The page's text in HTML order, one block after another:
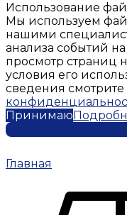
Использование
Мы используем
нашими
анализа событий
просмотр страниц
условия его
сведения смотрите
Принимаю
Главная